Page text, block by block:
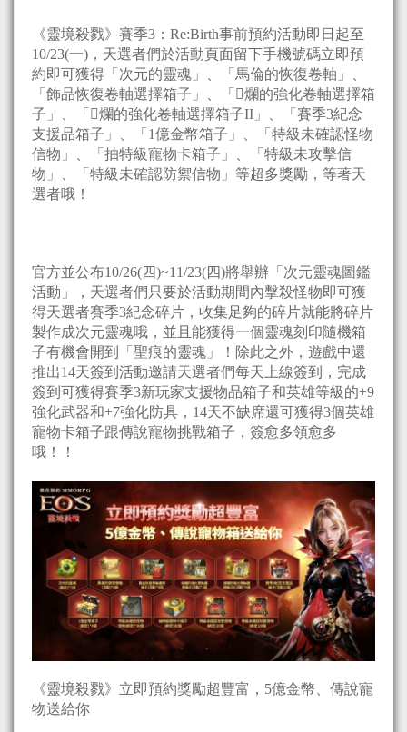
《靈境殺戮》賽季3：Re:Birth事前預約活動即日起至
10/23(一)，天選者們於活動頁面留下手機號碼立即預
約即可獲得「次元的靈魂」、「馬倫的恢復卷軸」、
「飾品恢復卷軸選擇箱子」、「𪹥爛的強化卷軸選擇箱
子」、「𪹥爛的強化卷軸選擇箱子II」、「賽季3紀念
支援品箱子」、「1億金幣箱子」、「特級未確認怪物
信物」、「抽特級寵物卡箱子」、「特級未攻擊信
物」、「特級未確認防禦信物」等超多獎勵，等著天
選者哦！
官方並公布10/26(四)~11/23(四)將舉辦「次元靈魂圖鑑
活動」，天選者們只要於活動期間內擊殺怪物即可獲
得天選者賽季3紀念碎片，收集足夠的碎片就能將碎片
製作成次元靈魂哦，並且能獲得一個靈魂刻印隨機箱
子有機會開到「聖痕的靈魂」！除此之外，遊戲中還
推出14天簽到活動邀請天選者們每天上線簽到，完成
簽到可獲得賽季3新玩家支援物品箱子和英雄等級的+9
強化武器和+7強化防具，14天不缺席還可獲得3個英雄
寵物卡箱子跟傳說寵物挑戰箱子，簽愈多領愈多
哦！！
《靈境殺戮》立即預約獎勵超豐富，5億金幣、傳說寵
物送給你